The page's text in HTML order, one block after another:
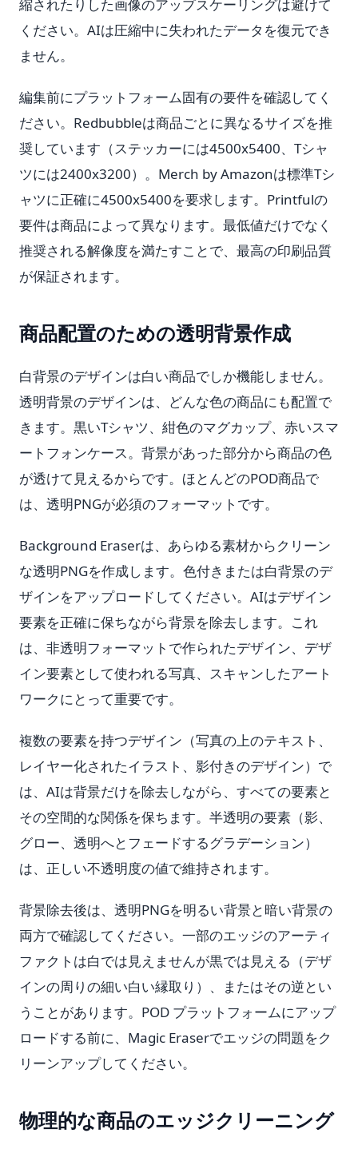
縮されたりした画像のアップスケーリングは避けて
ください。AIは圧縮中に失われたデータを復元でき
ません。
編集前にプラットフォーム固有の要件を確認してく
ださい。Redbubbleは商品ごとに異なるサイズを推
奨しています（ステッカーには4500x5400、Tシャ
ツには2400x3200）。Merch by Amazonは標準Tシ
ャツに正確に4500x5400を要求します。Printfulの
要件は商品によって異なります。最低値だけでなく
推奨される解像度を満たすことで、最高の印刷品質
が保証されます。
商品配置のための透明背景作成
白背景のデザインは白い商品でしか機能しません。
透明背景のデザインは、どんな色の商品にも配置で
きます。黒いTシャツ、紺色のマグカップ、赤いスマ
ートフォンケース。背景があった部分から商品の色
が透けて見えるからです。ほとんどのPOD商品で
は、透明PNGが必須のフォーマットです。
Background Eraserは、あらゆる素材からクリーン
な透明PNGを作成します。色付きまたは白背景のデ
ザインをアップロードしてください。AIはデザイン
要素を正確に保ちながら背景を除去します。これ
は、非透明フォーマットで作られたデザイン、デザ
イン要素として使われる写真、スキャンしたアート
ワークにとって重要です。
複数の要素を持つデザイン（写真の上のテキスト、
レイヤー化されたイラスト、影付きのデザイン）で
は、AIは背景だけを除去しながら、すべての要素と
その空間的な関係を保ちます。半透明の要素（影、
グロー、透明へとフェードするグラデーション）
は、正しい不透明度の値で維持されます。
背景除去後は、透明PNGを明るい背景と暗い背景の
両方で確認してください。一部のエッジのアーティ
ファクトは白では見えませんが黒では見える（デザ
インの周りの細い白い縁取り）、またはその逆とい
うことがあります。POD プラットフォームにアップ
ロードする前に、Magic Eraserでエッジの問題をク
リーンアップしてください。
物理的な商品のエッジクリーニング